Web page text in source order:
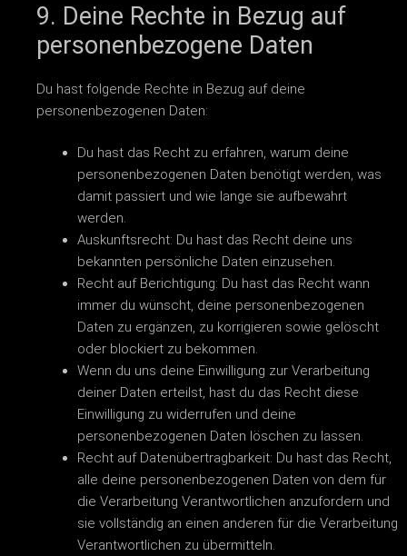
9. Deine Rechte in Bezug auf
personenbezogene Daten
Du hast folgende Rechte in Bezug auf deine
personenbezogenen Daten:
Du hast das Recht zu erfahren, warum deine
personenbezogenen Daten benötigt werden, was
damit passiert und wie lange sie aufbewahrt
werden.
Auskunftsrecht: Du hast das Recht deine uns
bekannten persönliche Daten einzusehen.
Recht auf Berichtigung: Du hast das Recht wann
immer du wünscht, deine personenbezogenen
Daten zu ergänzen, zu korrigieren sowie gelöscht
oder blockiert zu bekommen.
Wenn du uns deine Einwilligung zur Verarbeitung
deiner Daten erteilst, hast du das Recht diese
Einwilligung zu widerrufen und deine
personenbezogenen Daten löschen zu lassen.
Recht auf Datenübertragbarkeit: Du hast das Recht,
alle deine personenbezogenen Daten von dem für
die Verarbeitung Verantwortlichen anzufordern und
sie vollständig an einen anderen für die Verarbeitung
Verantwortlichen zu übermitteln.